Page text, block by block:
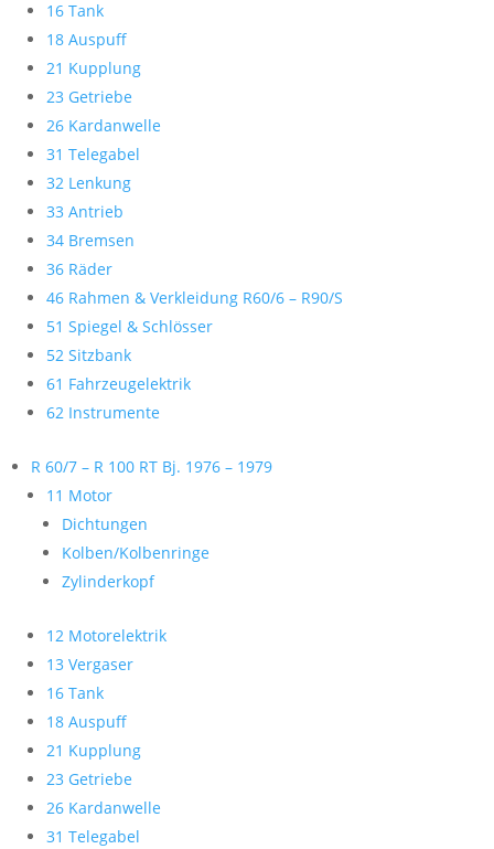
16 Tank
18 Auspuff
21 Kupplung
23 Getriebe
26 Kardanwelle
31 Telegabel
32 Lenkung
33 Antrieb
34 Bremsen
36 Räder
46 Rahmen & Verkleidung R60/6 – R90/S
51 Spiegel & Schlösser
52 Sitzbank
61 Fahrzeugelektrik
62 Instrumente
R 60/7 – R 100 RT Bj. 1976 – 1979
11 Motor
Dichtungen
Kolben/Kolbenringe
Zylinderkopf
12 Motorelektrik
13 Vergaser
16 Tank
18 Auspuff
21 Kupplung
23 Getriebe
26 Kardanwelle
31 Telegabel